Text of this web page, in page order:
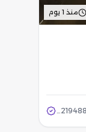
منذ 1 يوم
دينا طش الاثاث القديم بالرياض 0537219488